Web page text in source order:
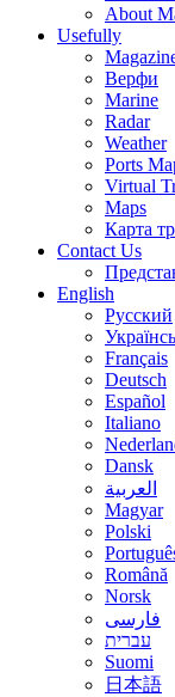
About
Usefully
Верфи
Marine
Radar
Weather
Ports
Virtual
Maps
Карта
Contact Us
English
Русский
Français
Deutsch
Español
Italiano
Dansk
العربية
Magyar
Polski
Română
Norsk
فارسی
עברית
Suomi
日本語